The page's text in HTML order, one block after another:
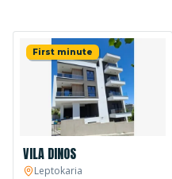
First minute
VILA DINOS
Leptokaria